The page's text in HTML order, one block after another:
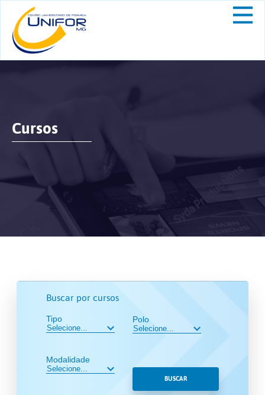
Cursos
Buscar por cursos
Tipo
Modalidade
Polo
BUSCAR